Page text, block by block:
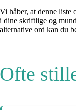
Vi håber, at denne
i dine skriftlige og
alternative ord kan du
Ofte